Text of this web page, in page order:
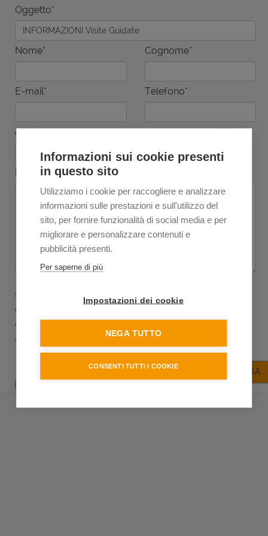
Informazioni sui cookie presenti
in questo sito
Utilizziamo i cookie per raccogliere e analizzare
informazioni sulle prestazioni e sull'utilizzo del
sito, per fornire funzionalità di social media e per
migliorare e personalizzare contenuti e
pubblicità presenti.
Per saperne di più
Impostazioni dei cookie
NEGA TUTTO
CONSENTI TUTTI I COOKIE
Oggetto*
Nome* Cognome*
E-mail* Telefono*
arrivo camere persone notti
Messaggio
Sono a conoscenza che i dati personali forniti verranno trattati
dall'Albergo Due Mori nel rispetto della vigente normativa sulla
art. 13 D. LGS. 196/2003
Accetto: Sì
INVIA